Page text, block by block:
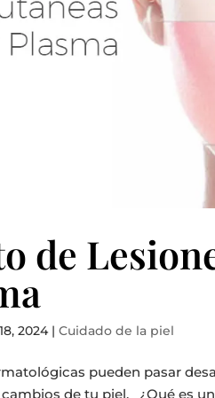
de
2024|Cuidado de la piel
pueden pasar
de tu piel. ¿Qué es